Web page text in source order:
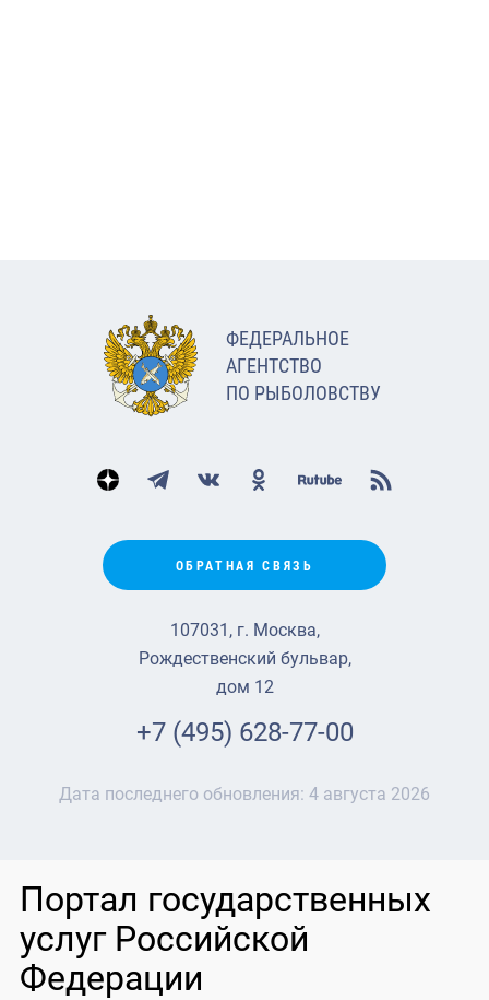
ФЕДЕРАЛЬНОЕ
АГЕНТСТВО
ПО РЫБОЛОВСТВУ
ОБРАТНАЯ СВЯЗЬ
107031, г. Москва,
Рождественский бульвар,
дом 12
+7 (495) 628-77-00
Дата последнего обновления: 4 августа 2026
Портал государственных
услуг Российской
Федерации